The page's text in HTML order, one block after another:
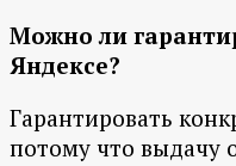
Можно ли
Яндексе?
Гарантировать
потому что выдачу